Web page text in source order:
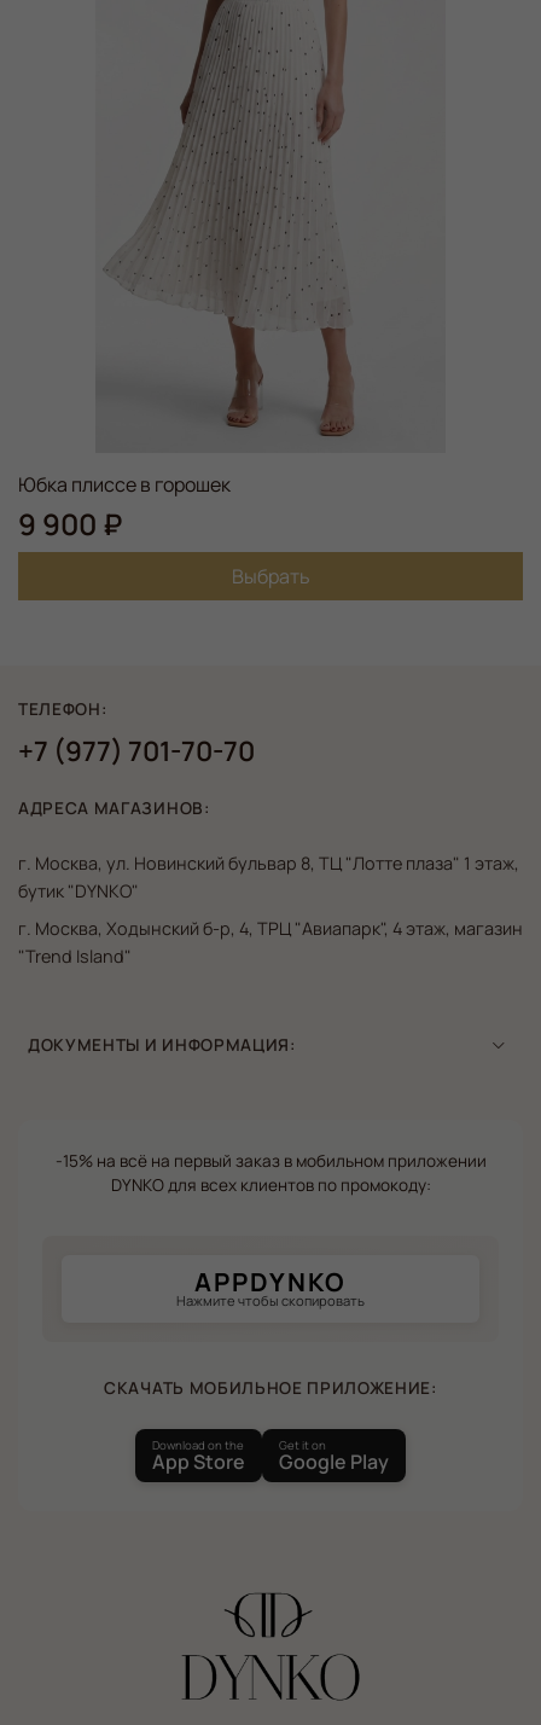
Юбка плиссе в горошек
9 900 ₽
Выбрать
ТЕЛЕФОН:
+7 (977) 701-70-70
АДРЕСА МАГАЗИНОВ:
г. Москва, ул. Новинский бульвар 8, ТЦ "Лотте плаза" 1 этаж,
бутик "DYNKO"
г. Москва, Ходынский б-р, 4, ТРЦ "Авиапарк", 4 этаж, магазин
"Trend Island"
ДОКУМЕНТЫ И ИНФОРМАЦИЯ:
-15% на всё на первый заказ в мобильном приложении
DYNKO для всех клиентов по промокоду:
APPDYNKO
Нажмите чтобы скопировать
СКАЧАТЬ МОБИЛЬНОЕ ПРИЛОЖЕНИЕ:
Download on the
App Store
Get it on
Google Play